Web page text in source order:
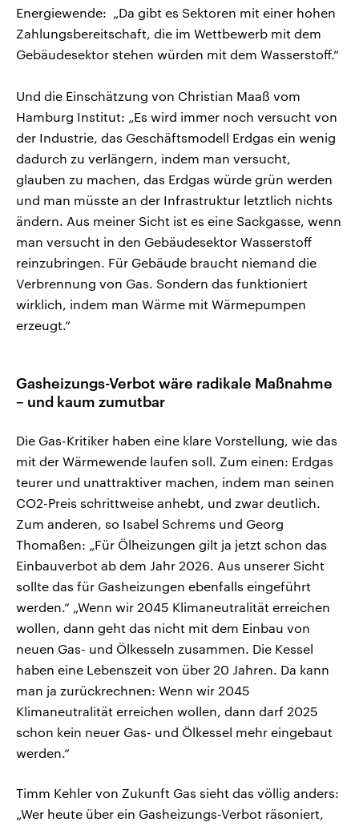
Energiewende: „Da gibt es Sektoren mit einer hohen
Zahlungsbereitschaft, die im Wettbewerb mit dem
Gebäudesektor stehen würden mit dem Wasserstoff.“
Und die Einschätzung von Christian Maaß vom
Hamburg Institut: „Es wird immer noch versucht von
der Industrie, das Geschäftsmodell Erdgas ein wenig
dadurch zu verlängern, indem man versucht,
glauben zu machen, das Erdgas würde grün werden
und man müsste an der Infrastruktur letztlich nichts
ändern. Aus meiner Sicht ist es eine Sackgasse, wenn
man versucht in den Gebäudesektor Wasserstoff
reinzubringen. Für Gebäude braucht niemand die
Verbrennung von Gas. Sondern das funktioniert
wirklich, indem man Wärme mit Wärmepumpen
erzeugt.“
Gasheizungs-Verbot wäre radikale Maßnahme
– und kaum zumutbar
Die Gas-Kritiker haben eine klare Vorstellung, wie das
mit der Wärmewende laufen soll. Zum einen: Erdgas
teurer und unattraktiver machen, indem man seinen
CO2-Preis schrittweise anhebt, und zwar deutlich.
Zum anderen, so Isabel Schrems und Georg
Thomaßen: „Für Ölheizungen gilt ja jetzt schon das
Einbauverbot ab dem Jahr 2026. Aus unserer Sicht
sollte das für Gasheizungen ebenfalls eingeführt
werden.“ „Wenn wir 2045 Klimaneutralität erreichen
wollen, dann geht das nicht mit dem Einbau von
neuen Gas- und Ölkesseln zusammen. Die Kessel
haben eine Lebenszeit von über 20 Jahren. Da kann
man ja zurückrechnen: Wenn wir 2045
Klimaneutralität erreichen wollen, dann darf 2025
schon kein neuer Gas- und Ölkessel mehr eingebaut
werden.“
Timm Kehler von Zukunft Gas sieht das völlig anders:
„Wer heute über ein Gasheizungs-Verbot räsoniert,